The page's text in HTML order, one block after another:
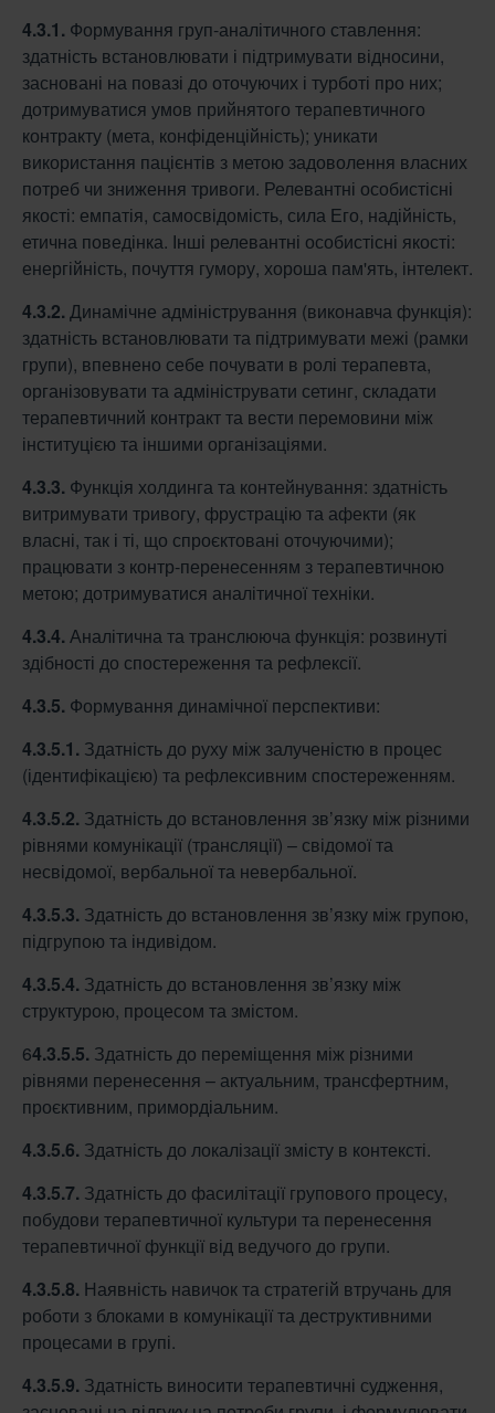
4.3.1. Формування груп-аналітичного ставлення:
здатність встановлювати і підтримувати відносини,
засновані на повазі до оточуючих і турботі про них;
дотримуватися умов прийнятого терапевтичного
контракту (мета, конфіденційність); уникати
використання пацієнтів з метою задоволення власних
потреб чи зниження тривоги. Релевантні особистісні
якості: емпатія, самосвідомість, сила Его, надійність,
етична поведінка. Інші релевантні особистісні якості:
енергійність, почуття гумору, хороша пам'ять, інтелект.
4.3.2. Динамічне адміністрування (виконавча функція):
здатність встановлювати та підтримувати межі (рамки
групи), впевнено себе почувати в ролі терапевта,
організовувати та адмініструвати сетинг, складати
терапевтичний контракт та вести перемовини між
інституцією та іншими організаціями.
4.3.3. Функція холдинга та контейнування: здатність
витримувати тривогу, фрустрацію та афекти (як
власні, так і ті, що спроєктовані оточуючими);
працювати з контр-перенесенням з терапевтичною
метою; дотримуватися аналітичної техніки.
4.3.4. Аналітична та транслююча функція: розвинуті
здібності до спостереження та рефлексії.
4.3.5. Формування динамічної перспективи:
4.3.5.1. Здатність до руху між залученістю в процес
(ідентифікацією) та рефлексивним спостереженням.
4.3.5.2. Здатність до встановлення зв’язку між різними
рівнями комунікації (трансляції) – свідомої та
несвідомої, вербальної та невербальної.
4.3.5.3. Здатність до встановлення зв’язку між групою,
підгрупою та індивідом.
4.3.5.4. Здатність до встановлення зв’язку між
структурою, процесом та змістом.
64.3.5.5. Здатність до переміщення між різними
рівнями перенесення – актуальним, трансфертним,
проєктивним, примордіальним.
4.3.5.6. Здатність до локалізації змісту в контексті.
4.3.5.7. Здатність до фасилітації групового процесу,
побудови терапевтичної культури та перенесення
терапевтичної функції від ведучого до групи.
4.3.5.8. Наявність навичок та стратегій втручань для
роботи з блоками в комунікації та деструктивними
процесами в групі.
4.3.5.9. Здатність виносити терапевтичні судження,